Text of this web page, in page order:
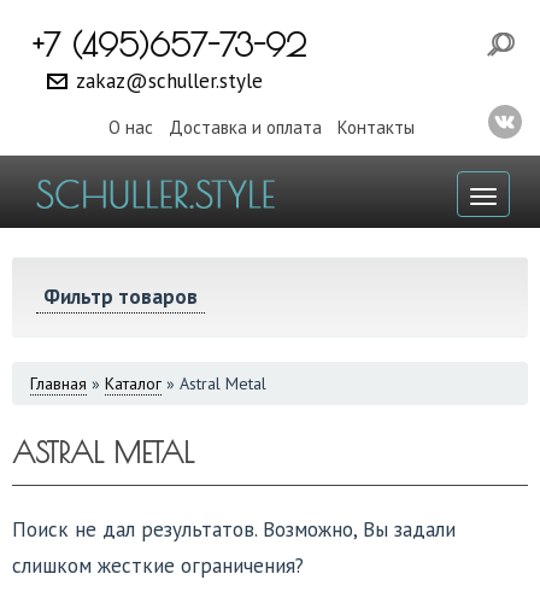
+7 (495)657-73-92
zakaz@schuller.style
О нас Доставка и оплата Контакты
Фильтр товаров
ВЫ
Главная » Каталог » Astral Metal
ASTRAL METAL
Поиск не дал результатов. Возможно, Вы задали
слишком жесткие ограничения?